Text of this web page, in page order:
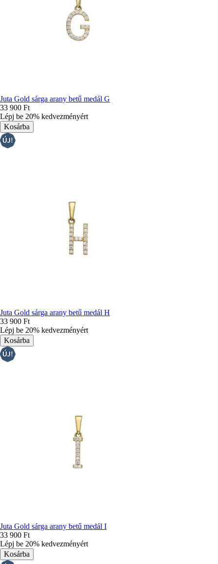
Juta Gold sárga arany betű medál G
33 900 Ft
Lépj be 20% kedvezményért
Juta Gold sárga arany betű medál H
33 900 Ft
Lépj be 20% kedvezményért
Juta Gold sárga arany betű medál I
33 900 Ft
Lépj be 20% kedvezményért